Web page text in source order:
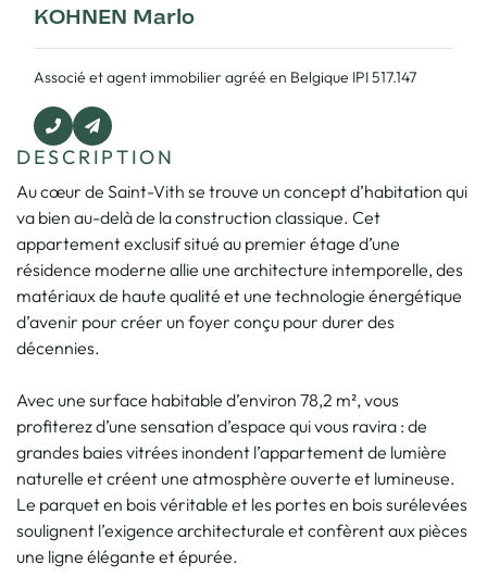
DESCRIPTION
Au cœur de Saint-Vith se trouve un concept d’habitation qui
va bien au-delà de la construction classique. Cet
appartement exclusif situé au premier étage d’une
résidence moderne allie une architecture intemporelle, des
matériaux de haute qualité et une technologie énergétique
d’avenir pour créer un foyer conçu pour durer des
décennies.
Avec une surface habitable d’environ 78,2 m², vous
profiterez d’une sensation d’espace qui vous ravira : de
grandes baies vitrées inondent l’appartement de lumière
naturelle et créent une atmosphère ouverte et lumineuse.
Le parquet en bois véritable et les portes en bois surélevées
soulignent l’exigence architecturale et confèrent aux pièces
une ligne élégante et épurée.
KOHNEN Marlo
Associé et agent immobilier agréé en Belgique IPI 517.147